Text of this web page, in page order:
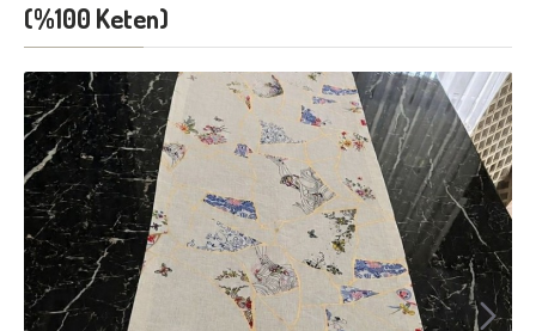
(%100 Keten)